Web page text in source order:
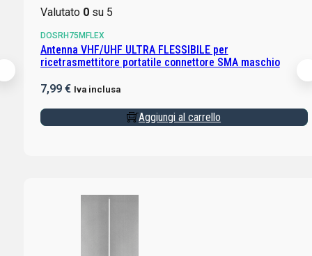
Valutato 0su 5
DOSRH75MFLEX
Antenna VHF/UHF ULTRA FLESSIBILE per
ricetrasmettitore portatile connettore SMA maschio
7,99 € Iva inclusa
Aggiungi al carrello